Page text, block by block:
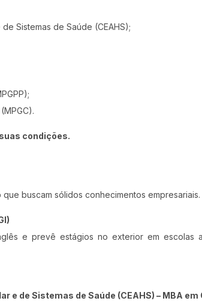
Sistemas de Saúde (CEAHS);
condições.
buscam sólidos conhecimentos empresariais.
e prevê estágios no exterior em escolas
de Sistemas de Saúde (CEAHS) – MBA em